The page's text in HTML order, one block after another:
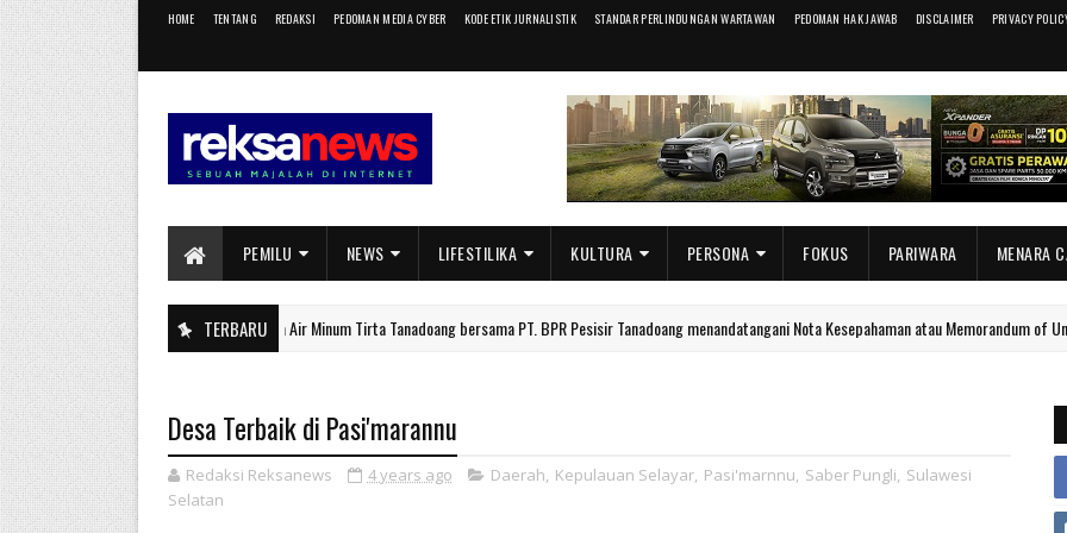
HOME TENTANG REDAKSI PEDOMAN MEDIA CYBER KODE ETIK JURNALISTIK STANDAR PERLINDUNGAN WARTAWAN PEDOMAN HAK JAWAB DISCLAIMER PRIVACY
PEMILU NEWS LIFESTILIKA KULTURA PERSONA FOKUS PARIWARA MENARA
TERBARU
BERITA UTAMA Perumda Air Minum Tirta Tanadoang bersama PT. BPR Pesisir Tanadoang menandatangani Nota Kesepahaman atau Memorandum of Understanding
Desa Terbaik di Pasi'marannu
Redaksi Reksanews 4 years ago Daerah, Kepulauan Selayar, Pasi'marnnu, Saber Pungli, Sulawesi
Selatan